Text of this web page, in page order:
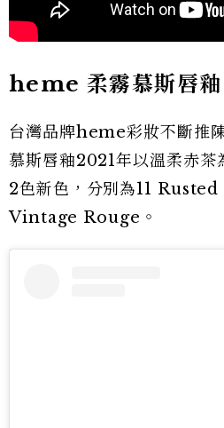
heme 柔霧慕斯唇釉
台灣品牌heme彩妝不斷推
慕斯唇釉2021年以溫柔赤茶
2色新色，分別為11
Vintage Rouge。